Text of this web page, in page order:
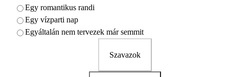
Egy romantikus randi
Egy vízparti nap
Egyáltalán nem tervezek már semmit
Szavazok